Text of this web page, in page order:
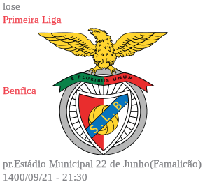
lose
Primeira Liga
Benfica
pr.Estádio Municipal 22 de Junho(Famalicão)
1400/09/21 - 21:30